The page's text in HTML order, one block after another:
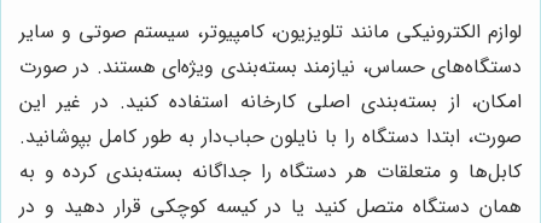
لوازم الکترونیکی مانند تلویزیون، کامپیوتر، سیستم صوتی و سایر
دستگاه‌های حساس، نیازمند بسته‌بندی ویژه‌ای هستند. در صورت
امکان، از بسته‌بندی اصلی کارخانه استفاده کنید. در غیر این
صورت، ابتدا دستگاه را با نایلون حباب‌دار به طور کامل بپوشانید.
کابل‌ها و متعلقات هر دستگاه را جداگانه بسته‌بندی کرده و به
همان دستگاه متصل کنید یا در کیسه کوچکی قرار دهید و در